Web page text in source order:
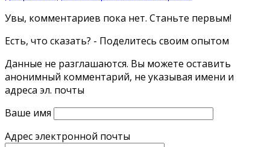
Увы, комментариев пока нет. Станьте первым!
Есть, что сказать? - Поделитесь своим опытом
Данные не разглашаются. Вы можете оставить
анонимный комментарий, не указывая имени и
адреса эл. почты
Ваше имя
Адрес электронной почты